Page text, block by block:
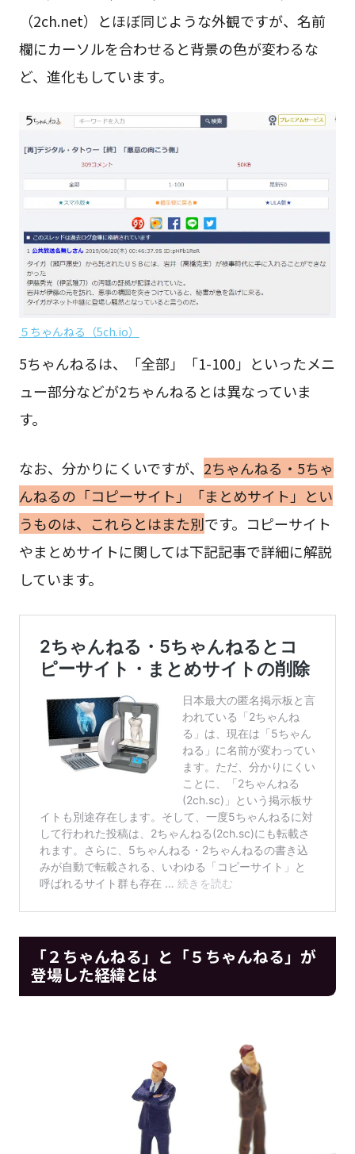
（2ch.net）とほぼ同じような外観ですが、名前
欄にカーソルを合わせると背景の色が変わるな
ど、進化もしています。
５ちゃんねる（5ch.io）
5ちゃんねるは、「全部」「1-100」といったメニ
ュー部分などが2ちゃんねるとは異なっていま
す。
なお、分かりにくいですが、 2ちゃんねる・5ちゃ
んねるの「コピーサイト」「まとめサイト」とい
うものは、これらとはまた別です。コピーサイト
やまとめサイトに関しては下記記事で詳細に解説
しています。
「２ちゃんねる」と「５ちゃんねる」が
登場した経緯とは